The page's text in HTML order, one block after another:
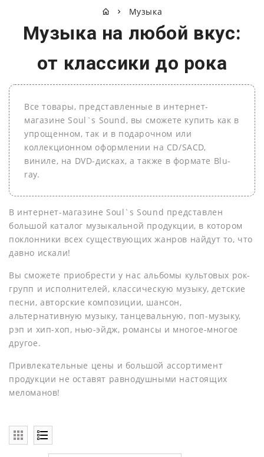
Музыка
Музыка на любой вкус:
от классики до рока
Все товары, представленные в интернет-
магазине Soul`s Sound, вы сможете купить как в
упрощенном, так и в подарочном или
коллекционном оформлении на СD/SACD,
виниле, на DVD-дисках, а также в формате Blu-
ray.
В интернет-магазине Soul`s Sound представлен
большой каталог музыкальной продукции, в котором
поклонники всех существующих жанров найдут то, что
давно искали!
Вы сможете приобрести у нас альбомы культовых рок-
групп и исполнителей, классическую музыку, детские
песни, авторские композиции, шансон,
альтернативную музыку, танцевальную, поп-музыку,
рэп и хип-хоп, нью-эйдж, романсы и многое-многое
другое.
Привлекательные цены и большой ассортимент
продукции не оставят равнодушными настоящих
меломанов!